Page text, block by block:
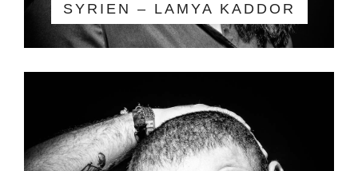
SYRIEN – LAMYA KADDOR